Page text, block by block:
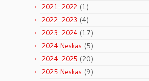
2021-2022 (1)
2022-2023 (4)
2023-2024 (17)
2024 Neskas (5)
2024-2025 (20)
2025 Neskas (9)